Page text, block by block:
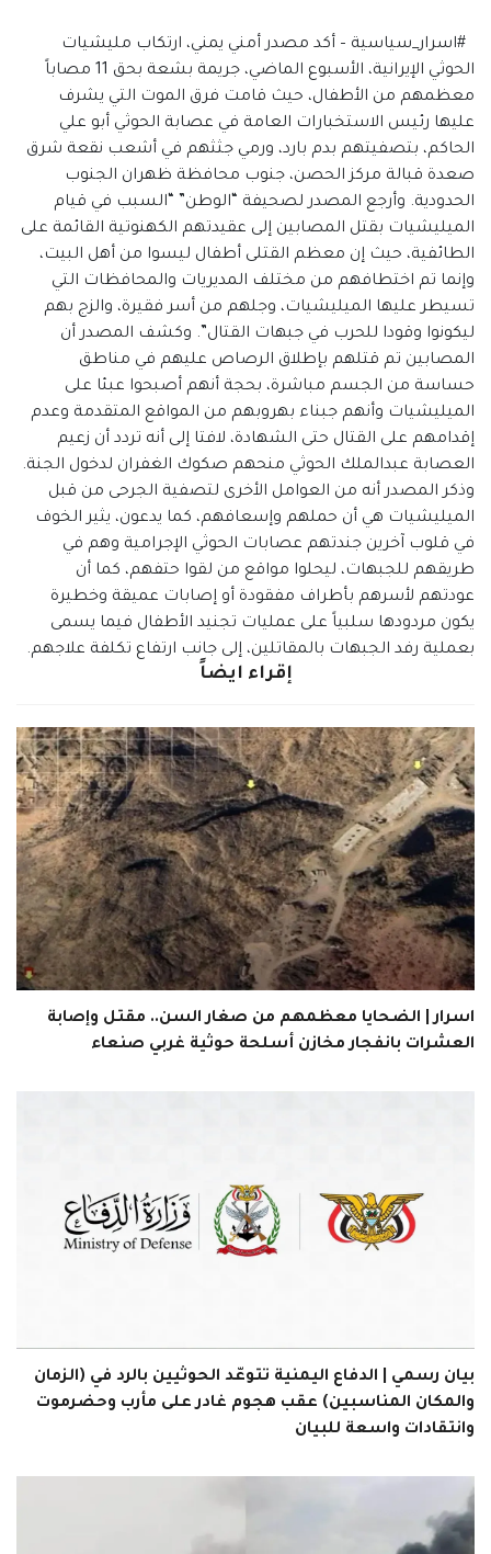
#اسرار_سياسية – أكد مصدر أمني يمني، ارتكاب مليشيات
الحوثي الإيرانية، الأسبوع الماضي، جريمة بشعة بحق 11 مصاباً
معظمهم من الأطفال، حيث قامت فرق الموت التي يشرف
عليها رئيس الاستخبارات العامة في عصابة الحوثي أبو علي
الحاكم، بتصفيتهم بدم بارد، ورمي جثثهم في أشعب نقعة شرق
صعدة قبالة مركز الحصن، جنوب محافظة ظهران الجنوب
الحدودية. وأرجع المصدر لصحيفة “الوطن” “السبب في قيام
الميليشيات بقتل المصابين إلى عقيدتهم الكهنوتية القائمة على
الطائفية، حيث إن معظم القتلى أطفال ليسوا من أهل البيت،
وإنما تم اختطافهم من مختلف المديريات والمحافظات التي
تسيطر عليها الميليشيات، وجلهم من أسر فقيرة، والزج بهم
ليكونوا وقودا للحرب في جبهات القتال”. وكشف المصدر أن
المصابين تم قتلهم بإطلاق الرصاص عليهم في مناطق
حساسة من الجسم مباشرة، بحجة أنهم أصبحوا عبئا على
الميليشيات وأنهم جبناء بهروبهم من المواقع المتقدمة وعدم
إقدامهم على القتال حتى الشهادة، لافتا إلى أنه تردد أن زعيم
العصابة عبدالملك الحوثي منحهم صكوك الغفران لدخول الجنة.
وذكر المصدر أنه من العوامل الأخرى لتصفية الجرحى من قبل
الميليشيات هي أن حملهم وإسعافهم، كما يدعون، يثير الخوف
في قلوب آخرين جندتهم عصابات الحوثي الإجرامية وهم في
طريقهم للجبهات، ليحلوا مواقع من لقوا حتفهم، كما أن
عودتهم لأسرهم بأطراف مفقودة أو إصابات عميقة وخطيرة
يكون مردودها سلبياً على عمليات تجنيد الأطفال فيما يسمى
بعملية رفد الجبهات بالمقاتلين، إلى جانب ارتفاع تكلفة علاجهم.
إقراء ايضاً
اسرار | الضحايا معظمهم من صغار السن.. مقتل وإصابة
العشرات بانفجار مخازن أسلحة حوثية غربي صنعاء
بيان رسمي | الدفاع اليمنية تتوعّد الحوثيين بالرد في (الزمان
والمكان المناسبين) عقب هجوم غادر على مأرب وحضرموت
وانتقادات واسعة للبيان